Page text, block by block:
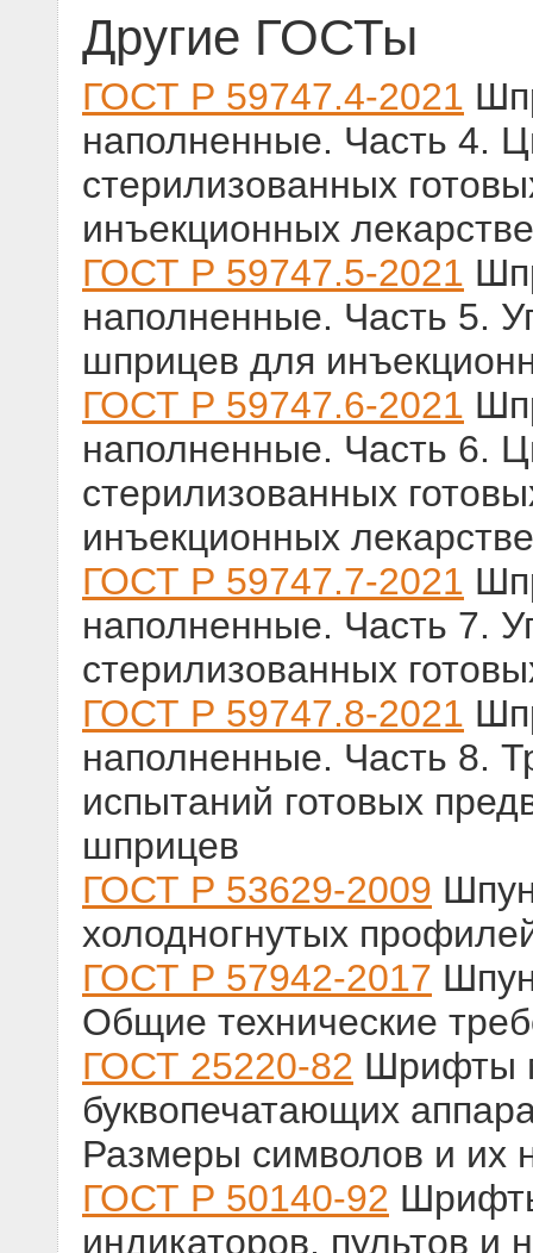
Другие ГОСТы
ГОСТ Р 59747.4-2021
наполненные. Часть 4.
стерилизованных
инъекционных
ГОСТ Р 59747.5-2021
наполненные. Часть 5.
шприцев для
ГОСТ Р 59747.6-2021
наполненные. Часть 6.
стерилизованных
инъекционных
ГОСТ Р 59747.7-2021
наполненные. Часть 7.
стерилизованных
ГОСТ Р 59747.8-2021
наполненные. Часть 8.
испытаний готовых
шприцев
ГОСТ Р 53629-2009
холодногнутых
ГОСТ Р 57942-2017
Общие технические
ГОСТ 25220-82 Шрифты
буквопечатающих
Размеры символов и их
ГОСТ Р 50140-92
индикаторов, пультов